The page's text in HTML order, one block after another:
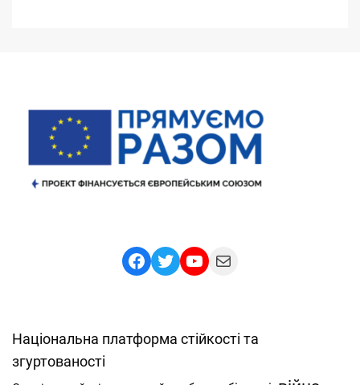
Facebook
TwitterYouTube
Mail
Національна платформа стійкості та
згуртованості